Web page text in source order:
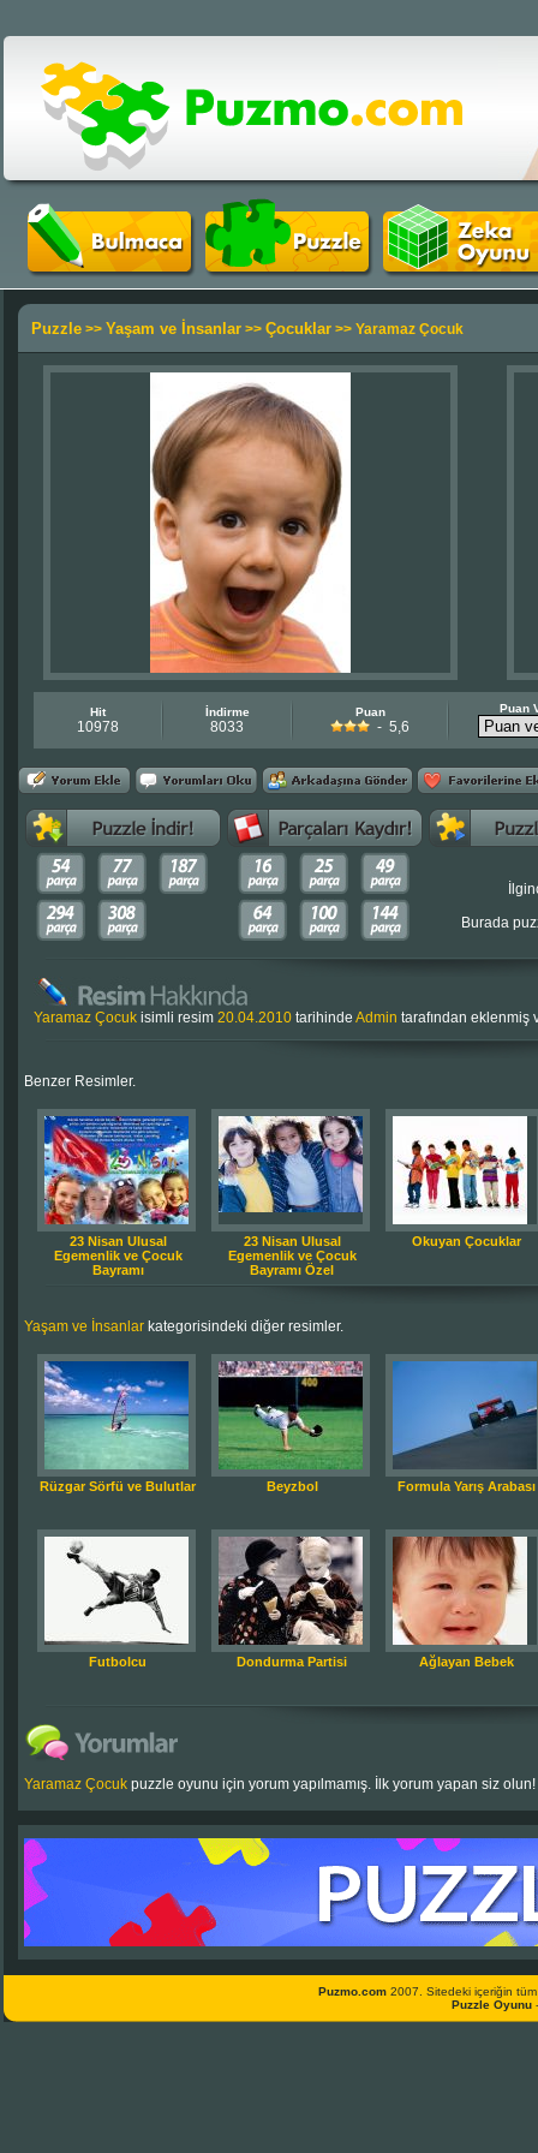
Puzzle >> Yaşam ve İnsanlar >> Çocuklar >> Yaramaz Çocuk
Hit
10978
İndirme
8033
Puan
- 5,6
Puan
Burada
Yaramaz Çocuk isimli resim 20.04.2010 tarihinde Admin tarafından eklenmiş
Benzer Resimler.
23 Nisan Ulusal
Egemenlik ve Çocuk
Bayramı
23 Nisan Ulusal
Egemenlik ve Çocuk
Bayramı Özel
Okuyan Çocuklar
Yaşam ve İnsanlar kategorisindeki diğer resimler.
Rüzgar Sörfü ve Bulutlar Beyzbol Formula Yarış Arabası
Futbolcu Dondurma Partisi Ağlayan Bebek
Yaramaz Çocuk puzzle oyunu için yorum yapılmamış. İlk yorum yapan siz olun!
Puzmo.com2007. Sitedeki içeriğin tüm
Puzzle Oyunu